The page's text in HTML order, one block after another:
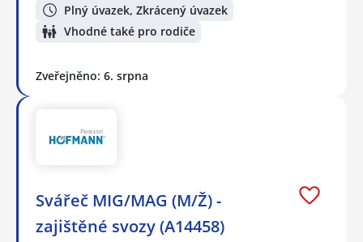
Plný úvazek, Zkrácený úvazek
Vhodné také pro rodiče
Zveřejněno: 6. srpna
Svářeč MIG/MAG (M/Ž) -
zajištěné svozy (A14458)